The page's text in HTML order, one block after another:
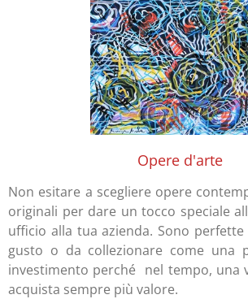
Opere d'arte
Non esitare a scegliere opere
originali per dare un tocco speciale
ufficio alla tua azienda. Sono
gusto o da collezionare come una
investimento perché nel tempo, una
acquista sempre più valore.